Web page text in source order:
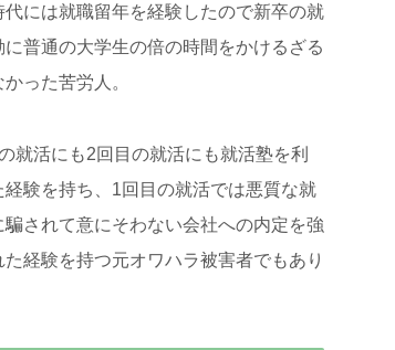
代には就職留年を経験したので新卒の就
に普通の大学生の倍の時間をかけるざる
った苦労人。
就活にも2回目の就活にも就活塾を利
経験を持ち、1回目の就活では悪質な就
騙されて意にそわない会社への内定を強
た経験を持つ元オワハラ被害者でもあり